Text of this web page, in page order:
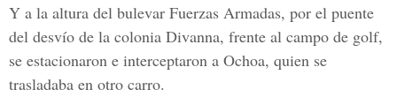
Y a la altura del bulevar Fuerzas Armadas, por el puente
del desvío de la colonia Divanna, frente al campo de golf,
se estacionaron e interceptaron a Ochoa, quien se
trasladaba en otro carro.